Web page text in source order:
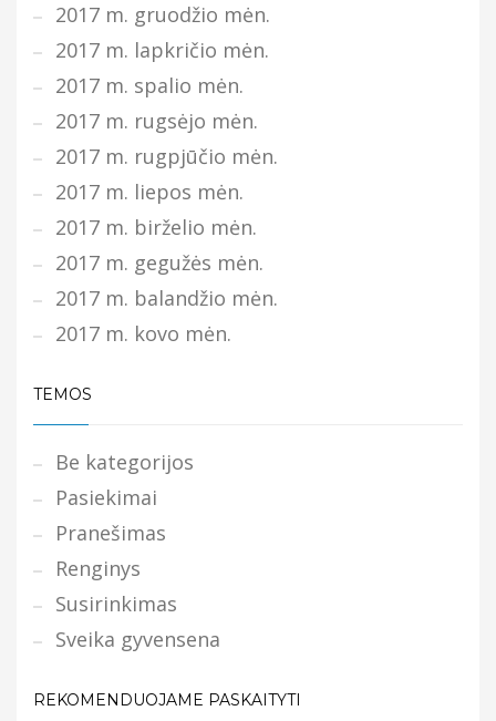
2017 m. gruodžio mėn.
2017 m. lapkričio mėn.
2017 m. spalio mėn.
2017 m. rugsėjo mėn.
2017 m. rugpjūčio mėn.
2017 m. liepos mėn.
2017 m. birželio mėn.
2017 m. gegužės mėn.
2017 m. balandžio mėn.
2017 m. kovo mėn.
TEMOS
Be kategorijos
Pasiekimai
Pranešimas
Renginys
Susirinkimas
Sveika gyvensena
REKOMENDUOJAME PASKAITYTI